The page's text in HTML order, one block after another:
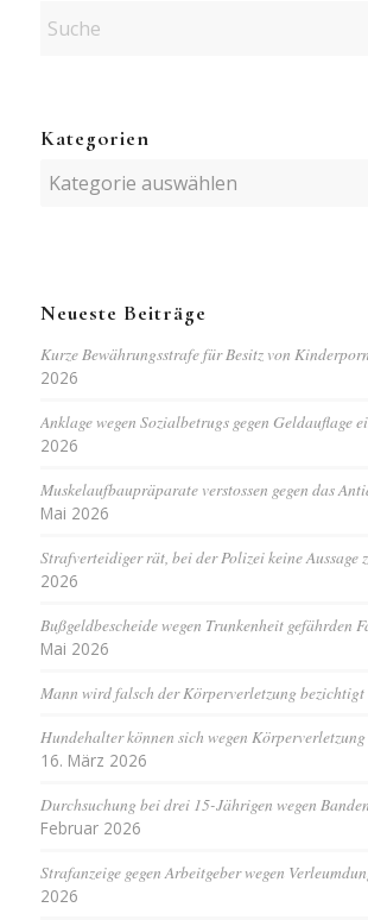
Kategorien
Kategorien
Neueste Beiträge
Kurze Bewährungsstrafe für Besitz von
2026
Anklage wegen Sozialbetrugs gegen Geldauflage
2026
Muskelaufbaupräparate verstossen gegen das
Mai 2026
Strafverteidiger rät, bei der Polizei keine Aussage
2026
Bußgeldbescheide wegen Trunkenheit gefährden
Mai 2026
Mann wird falsch der Körperverletzung bezichtigt
Hundehalter können sich wegen
16. März 2026
Durchsuchung bei drei 15-Jährigen wegen
Februar 2026
Strafanzeige gegen Arbeitgeber wegen
2026